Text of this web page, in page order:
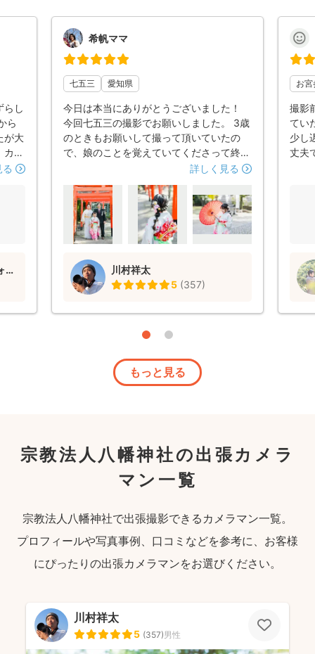
らし
ら
が大
カメ
がで
coco.nphoto（ココンフォト）
希帆ママ
七五三 愛知県
今日は本当にありがとうございました！
今回七五三の撮影でお願いしました。 3歳
のときもお願いして撮って頂いていたの
で、娘のことを覚えていてくださって終始
楽しい撮影でした♪ いつもやり取りも丁寧
の納品もとても早く安心してお任せしてお
ります。素敵な写真ばかりで川村さんにお
願いしてよかったと心から思いました。
また次に撮る機会で都合が合えばぜひお願
詳しく見る
川村祥太
5 (357)
お
撮影
てい
少し
丈夫
もっと見る
宗教法人八幡神社の出張カメラ
マン一覧
宗教法人八幡神社で出張撮影できるカメラマン一覧。
プロフィールや写真事例、口コミなどを参考に、お客様
にぴったりの出張カメラマンをお選びください。
川村祥太
5 (357)男性